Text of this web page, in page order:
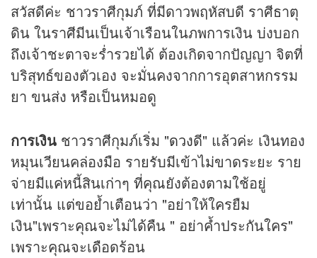
สวัสดีค่ะ ชาวราศีกุมภ์ ที่มีดาวพฤหัสบดี ราศีธาตุ
ดิน ในราศีมีนเป็นเจ้าเรือนในภพการเงิน บ่งบอก
ถึงเจ้าชะตาจะร่ำรวยได้ ต้องเกิดจากปัญญา จิตที่
บริสุทธ์ของตัวเอง จะมั่นคงจากการอุตสาหกรรม
ยา ขนส่ง หรือเป็นหมอดู
การเงิน ชาวราศีกุมภ์เริ่ม "ดวงดี" แล้วค่ะ เงินทอง
หมุนเวียนคล่องมือ รายรับมีเข้าไม่ขาดระยะ ราย
จ่ายมีแค่หนี้สินเก่าๆ ที่คุณยังต้องตามใช้อยู่
เท่านั้น แต่ขอย้ำเตือนว่า "อย่าให้ใครยืม
เงิน"เพราะคุณจะไม่ได้คืน " อย่าค้ำประกันใคร"
เพราะคุณจะเดือดร้อน